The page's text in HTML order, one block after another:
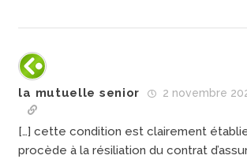
la mutuelle senior 2 novembre
[…] cette condition est clairement
procède à la résiliation du contrat